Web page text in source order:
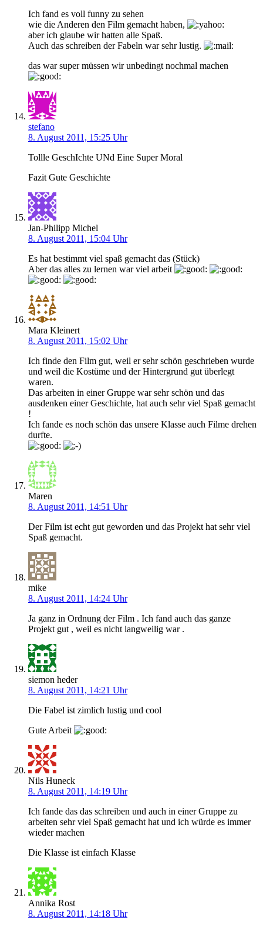
Ich fand es voll funny zu sehen
wie die Anderen den Film gemacht haben,
aber ich glaube wir hatten alle Spaß.
Auch das schreiben der Fabeln war sehr lustig.
das war super müssen wir unbedingt nochmal machen
stefano
8. August 2011, 15:25 Uhr
Tollle GeschIchte UNd Eine Super Moral
Fazit Gute Geschichte
Jan-Philipp Michel
8. August 2011, 15:04 Uhr
Es hat bestimmt viel spaß gemacht das (Stück)
Aber das alles zu lernen war viel arbeit
Mara Kleinert
8. August 2011, 15:02 Uhr
Ich finde den Film gut, weil er sehr schön geschrieben wurde
und weil die Kostüme und der Hintergrund gut überlegt
waren.
Das arbeiten in einer Gruppe war sehr schön und das
ausdenken einer Geschichte, hat auch sehr viel Spaß gemacht
!
Ich fande es noch schön das unsere Klasse auch Filme drehen
durfte.
Maren
8. August 2011, 14:51 Uhr
Der Film ist echt gut geworden und das Projekt hat sehr viel
Spaß gemacht.
mike
8. August 2011, 14:24 Uhr
Ja ganz in Ordnung der Film . Ich fand auch das ganze
Projekt gut , weil es nicht langweilig war .
siemon heder
8. August 2011, 14:21 Uhr
Die Fabel ist zimlich lustig und cool
Gute Arbeit
Nils Huneck
8. August 2011, 14:19 Uhr
Ich fande das das schreiben und auch in einer Gruppe zu
arbeiten sehr viel Spaß gemacht hat und ich würde es immer
wieder machen
Die Klasse ist einfach Klasse
Annika Rost
8. August 2011, 14:18 Uhr